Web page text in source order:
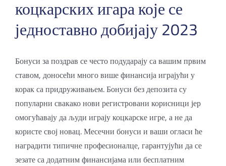
коцкарских игара које се
једноставно добијају 2023
Бонуси за поздрав се често подударају са вашим првим
ставом, доносећи много више финансија играјући у
корак са придруживањем. Бонуси без депозита су
популарни свакако нови регистровани корисници јер
омогућавају да људи играју коцкарске игре, а не да
користе свој новац. Месечни бонуси и ваши огласи ће
наградити типичне професионалце, гарантујући да се
зезате са додатним финансијама или бесплатним